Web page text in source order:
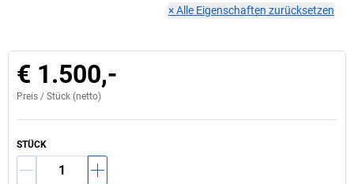
×Alle Eigenschaften zurücksetzen
€ 1.500,-
Preis / Stück (netto)
STÜCK